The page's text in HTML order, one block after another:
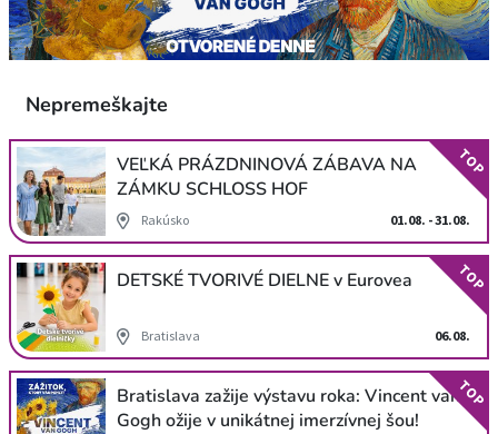
Nepremeškajte
VEĽKÁ PRÁZDNINOVÁ ZÁBAVA NA
ZÁMKU SCHLOSS HOF
Rakúsko 01.08. - 31.08.
TOP
DETSKÉ TVORIVÉ DIELNE v Eurovea
Bratislava 06.08.
TOP
Bratislava zažije výstavu roka: Vincent van
Gogh ožije v unikátnej imerzívnej šou!
TOP